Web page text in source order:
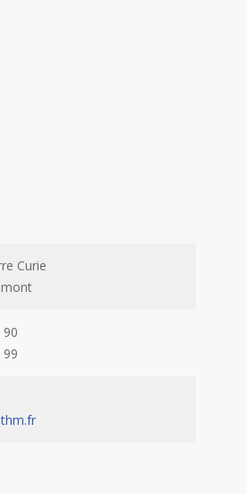
Curie
90
99